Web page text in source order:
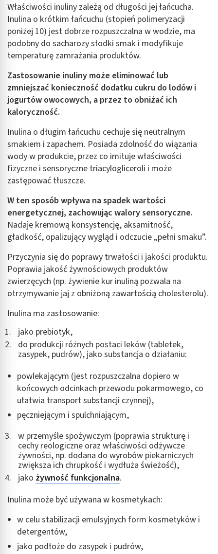
Właściwości inuliny zależą od długości jej łańcucha.
Inulina o krótkim łańcuchu (stopień polimeryzacji
poniżej 10) jest dobrze rozpuszczalna w wodzie, ma
podobny do sacharozy słodki smak i modyfikuje
temperaturę zamrażania produktów.
Zastosowanie inuliny może eliminować lub
zmniejszać konieczność dodatku cukru do lodów i
jogurtów owocowych, a przez to obniżać ich
kaloryczność.
Inulina o długim łańcuchu cechuje się neutralnym
smakiem i zapachem. Posiada zdolność do wiązania
wody w produkcie, przez co imituje właściwości
fizyczne i sensoryczne triacylogliceroli i może
zastępować tłuszcze.
W ten sposób wpływa na spadek wartości
energetycznej, zachowując walory sensoryczne.
Nadaje kremową konsystencję, aksamitność,
gładkość, opalizujący wygląd i odczucie „pełni smaku”.
Przyczynia się do poprawy trwałości i jakości produktu.
Poprawia jakość żywnościowych produktów
zwierzęcych (np. żywienie kur inuliną pozwala na
otrzymywanie jaj z obniżoną zawartością cholesterolu).
Inulina ma zastosowanie:
jako prebiotyk,
do produkcji różnych postaci leków (tabletek,
zasypek, pudrów), jako substancja o działaniu:
powlekającym (jest rozpuszczalna dopiero w
końcowych odcinkach przewodu pokarmowego, co
ułatwia transport substancji czynnej),
pęczniejącym i spulchniającym,
w przemyśle spożywczym (poprawia strukturę i
cechy reologiczne oraz właściwości odżywcze
żywności, np. dodana do wyrobów piekarniczych
zwiększa ich chrupkość i wydłuża świeżość),
jako żywność funkcjonalna.
Inulina może być używana w kosmetykach:
w celu stabilizacji emulsyjnych form kosmetyków i
detergentów,
jako podłoże do zasypek i pudrów,